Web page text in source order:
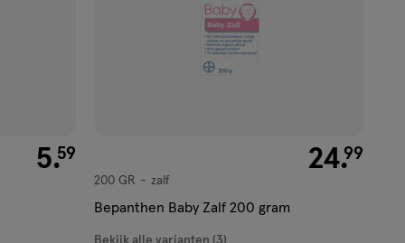
€ 5.59
5.59 € 24.99
24.99
zalf
200 GR zalf
Bepanthen Baby Zalf 200 gram
Bekijk alle varianten (3)